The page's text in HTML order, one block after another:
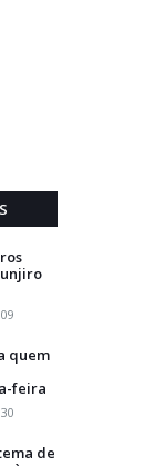
quem
feira
de